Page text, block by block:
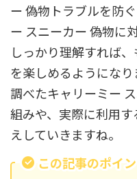
ー 偽物トラブルを防
ー スニーカー 偽物に
しっかり理解すれば
を楽しめるようにな
調べたキャリーミー
組みや、実際に利用
えしていきますね。
この記事のポイ